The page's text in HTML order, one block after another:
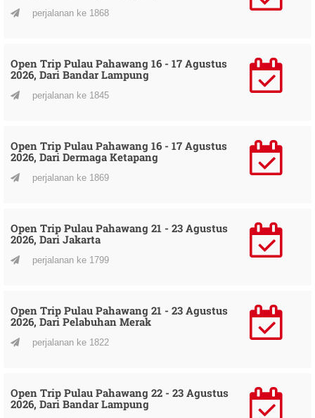
perjalanan ke 1868
Open Trip Pulau Pahawang 16 - 17 Agustus
2026, Dari Bandar Lampung
perjalanan ke 1845
Open Trip Pulau Pahawang 16 - 17 Agustus
2026, Dari Dermaga Ketapang
perjalanan ke 1869
Open Trip Pulau Pahawang 21 - 23 Agustus
2026, Dari Jakarta
perjalanan ke 1799
Open Trip Pulau Pahawang 21 - 23 Agustus
2026, Dari Pelabuhan Merak
perjalanan ke 1822
Open Trip Pulau Pahawang 22 - 23 Agustus
2026, Dari Bandar Lampung